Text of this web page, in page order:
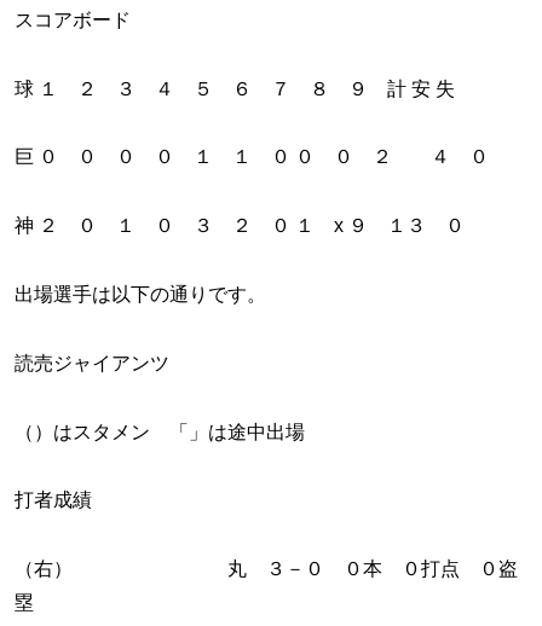
スコアボード
球 １ ２ ３ ４ ５ ６ ７ ８ ９ 計 安 失
巨 ０ ０ ０ ０ １ １ ０ ０ ０ ２ ４ ０
神 ２ ０ １ ０ ３ ２ ０ １ x ９ １３ ０
出場選手は以下の通りです。
読売ジャイアンツ
（）はスタメン 「」は途中出場
打者成績
（右） 丸 ３－０ ０本 ０打点 ０盗
塁